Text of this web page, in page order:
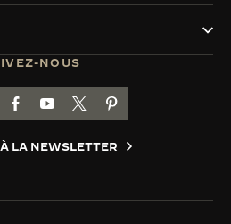
NOUS
À LA PAGE INSTAGRAM DE
À LA PAGE LINKEDIN DE
ALLER SUR LA PAGE JAEGER-
ACCÉDER À LA PAGE
ALLER SUR LA PAGE
ALLER SUR LA
LA NEWSLETTER